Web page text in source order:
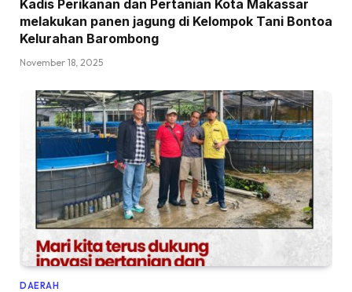
Kadis Perikanan dan Pertanian Kota Makassar
melakukan panen jagung di Kelompok Tani Bontoa
Kelurahan Barombong
November 18, 2025
DAERAH